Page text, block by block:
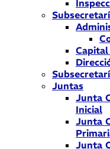
Juntas
Junta
Inicial
Junta
Junta